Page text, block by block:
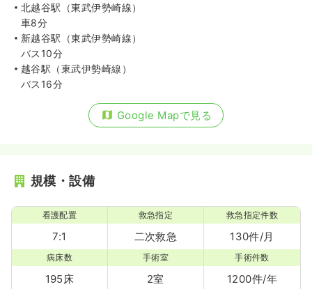
北越谷駅（東武伊勢崎線）
車8分
新越谷駅（東武伊勢崎線）
バス10分
越谷駅（東武伊勢崎線）
バス16分
Google Mapで見る
規模・設備
看護配置
7:1
救急指定
二次救急
救急指定件数
130件/月
病床数
195床
手術室
2室
手術件数
1200件/年